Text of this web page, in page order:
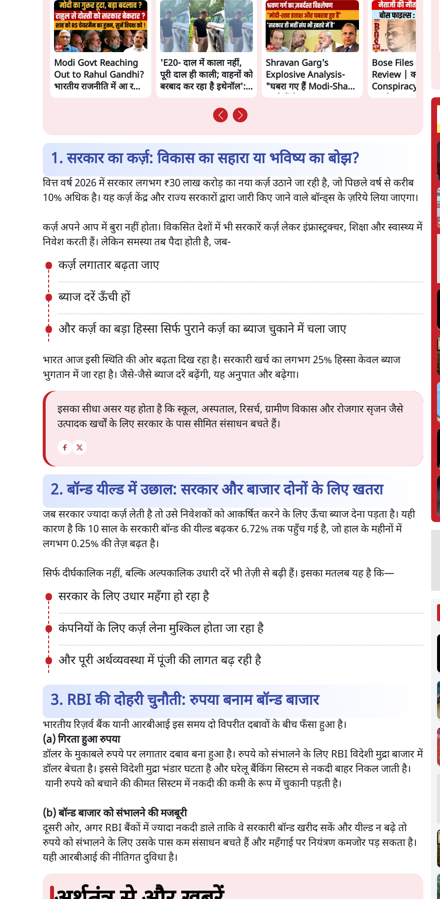
Modi Govt Reaching
Out to Rahul Gandhi?
भारतीय राजनीति में आ रहा
'E20- दाल में काला नहीं,
पूरी दाल ही काली; वाहनों को
बरबाद कर रहा है इथेनॉल':
Shravan Garg's
Explosive Analysis-
"घबरा गए हैं Modi-Shah,
Bose Files Film
Review | क्या
Conspiracy का
1. सरकार का कर्ज़: विकास का सहारा या भविष्य का बोझ?
वित्त वर्ष 2026 में सरकार लगभग ₹30 लाख करोड़ का नया कर्ज़ उठाने जा रही है, जो पिछले वर्ष से करीब
10% अधिक है। यह कर्ज़ केंद्र और राज्य सरकारों द्वारा जारी किए जाने वाले बॉन्ड्स के ज़रिये लिया जाएगा।
कर्ज़ अपने आप में बुरा नहीं होता। विकसित देशों में भी सरकारें कर्ज़ लेकर इंफ्रास्ट्रक्चर, शिक्षा और स्वास्थ्य में
निवेश करती हैं। लेकिन समस्या तब पैदा होती है, जब-
कर्ज़ लगातार बढ़ता जाए
ब्याज दरें ऊँची हों
और कर्ज़ का बड़ा हिस्सा सिर्फ पुराने कर्ज़ का ब्याज चुकाने में चला जाए
भारत आज इसी स्थिति की ओर बढ़ता दिख रहा है। सरकारी खर्च का लगभग 25% हिस्सा केवल ब्याज
भुगतान में जा रहा है। जैसे-जैसे ब्याज दरें बढ़ेंगी, यह अनुपात और बढ़ेगा।
इसका सीधा असर यह होता है कि स्कूल, अस्पताल, रिसर्च, ग्रामीण विकास और रोजगार सृजन जैसे
उत्पादक खर्चों के लिए सरकार के पास सीमित संसाधन बचते हैं।
2. बॉन्ड यील्ड में उछाल: सरकार और बाजार दोनों के लिए खतरा
जब सरकार ज्यादा कर्ज़ लेती है तो उसे निवेशकों को आकर्षित करने के लिए ऊँचा ब्याज देना पड़ता है। यही
कारण है कि 10 साल के सरकारी बॉन्ड की यील्ड बढ़कर 6.72% तक पहुँच गई है, जो हाल के महीनों में
लगभग 0.25% की तेज़ बढ़त है।
सिर्फ दीर्घकालिक नहीं, बल्कि अल्पकालिक उधारी दरें भी तेज़ी से बढ़ी हैं। इसका मतलब यह है कि—
सरकार के लिए उधार महँगा हो रहा है
कंपनियों के लिए कर्ज़ लेना मुश्किल होता जा रहा है
और पूरी अर्थव्यवस्था में पूंजी की लागत बढ़ रही है
3. RBI की दोहरी चुनौती: रुपया बनाम बॉन्ड बाजार
भारतीय रिज़र्व बैंक यानी आरबीआई इस समय दो विपरीत दबावों के बीच फँसा हुआ है।
(a) गिरता हुआ रुपया
डॉलर के मुकाबले रुपये पर लगातार दबाव बना हुआ है। रुपये को संभालने के लिए RBI विदेशी मुद्रा बाजार में
डॉलर बेचता है। इससे विदेशी मुद्रा भंडार घटता है और घरेलू बैंकिंग सिस्टम से नकदी बाहर निकल जाती है।
यानी रुपये को बचाने की कीमत सिस्टम में नकदी की कमी के रूप में चुकानी पड़ती है।
(b) बॉन्ड बाजार को संभालने की मजबूरी
दूसरी ओर, अगर RBI बैंकों में ज्यादा नकदी डाले ताकि वे सरकारी बॉन्ड खरीद सकें और यील्ड न बढ़े तो
रुपये को संभालने के लिए उसके पास कम संसाधन बचते हैं और महँगाई पर नियंत्रण कमजोर पड़ सकता है।
यही आरबीआई की नीतिगत दुविधा है।